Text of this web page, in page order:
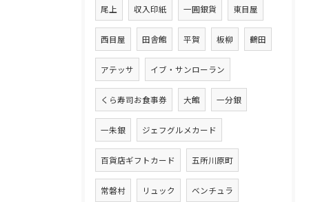
尾上 収入印紙 一圓銀貨 東目屋
西目屋 田舎館 平賀 板柳 鶴田
アテッサ イブ・サンローラン
くら寿司お食事券 大館 一分銀
一朱銀 ジェフグルメカード
百貨店ギフトカード 五所川原町
常磐村 リュック ベンチュラ